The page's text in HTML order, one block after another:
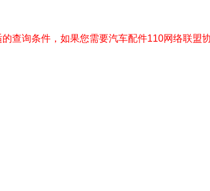
查询条件，如果您需要汽车配件110网络联盟